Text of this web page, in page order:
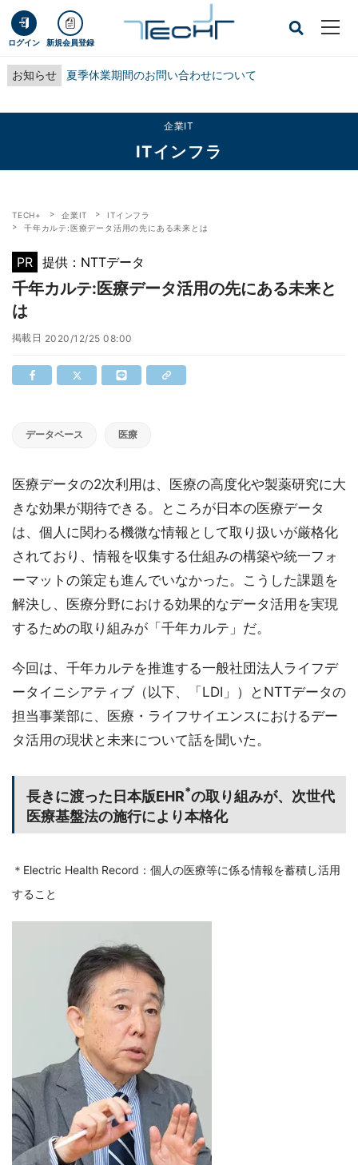
ログイン 新規会員登録
お知らせ 夏季休業期間のお問い合わせについて
企業IT
ITインフラ
TECH+ 企業IT
ITインフラ
千年カルテ:医療データ活用の先にある未来とは
PR 提供：NTTデータ
千年カルテ:医療データ活用の先にある未来と
は
掲載日 2020/12/25 08:00
データベース 医療
医療データの2次利用は、医療の高度化や製薬研究に大
きな効果が期待できる。ところが日本の医療データ
は、個人に関わる機微な情報として取り扱いが厳格化
されており、情報を収集する仕組みの構築や統一フォ
ーマットの策定も進んでいなかった。こうした課題を
解決し、医療分野における効果的なデータ活用を実現
するための取り組みが「千年カルテ」だ。
今回は、千年カルテを推進する一般社団法人ライフデ
ータイニシアティブ（以下、「LDI」）とNTTデータの
担当事業部に、医療・ライフサイエンスにおけるデー
タ活用の現状と未来について話を聞いた。
長きに渡った日本版EHR*の取り組みが、次世代
医療基盤法の施行により本格化
＊Electric Health Record：個人の医療等に係る情報を蓄積し活用
すること